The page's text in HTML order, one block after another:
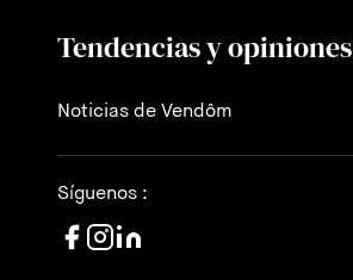
Tendencias y opiniones
Noticias de Vendôm
Síguenos :